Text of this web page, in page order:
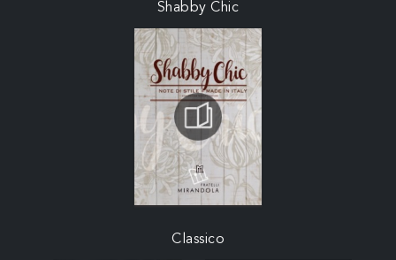
Shabby Chic
Classico